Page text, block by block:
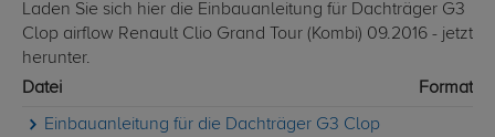
Laden Sie sich hier die Einbauanleitung für Dachträger G3
Clop airflow Renault Clio Grand Tour (Kombi) 09.2016 - jetzt
herunter.
Datei
Format
Einbauanleitung für die Dachträger G3 Clop